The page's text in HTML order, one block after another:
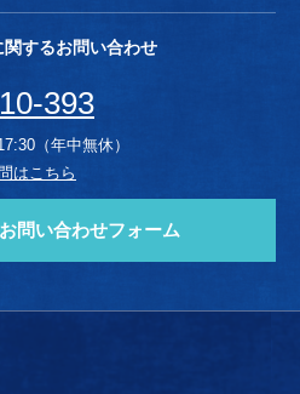
するお問い合わせ
393
（年中無休）
はこちら
お問い合わせフォーム